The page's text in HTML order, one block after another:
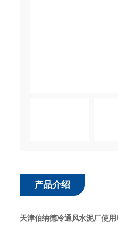
产品介绍
天津伯纳德冷通风水泥厂使